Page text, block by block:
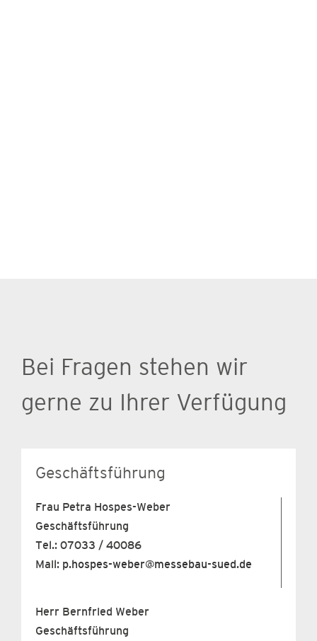
Bei Fragen stehen wir
gerne zu Ihrer Verfügung
Geschäftsführung
Frau Petra Hospes-Weber
Geschäftsführung
Tel.: 07033 / 40086
Mail: p.hospes-weber@messebau-sued.de
Herr Bernfried Weber
Geschäftsführung